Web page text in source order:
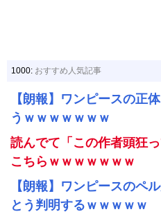
1000: おすすめ人気記事
【朗報】ワンピースの正
うｗｗｗｗｗｗｗ
読んでて「この作者頭狂
こちらｗｗｗｗｗｗｗ
【朗報】ワンピースのペ
とう判明するｗｗｗｗｗ